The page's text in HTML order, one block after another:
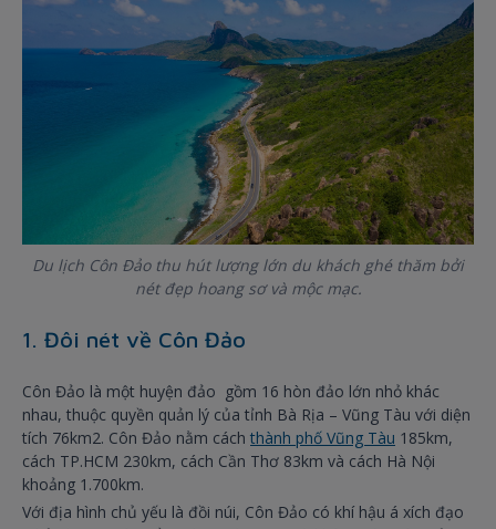
Du lịch Côn Đảo thu hút lượng lớn du khách ghé thăm bởi
nét đẹp hoang sơ và mộc mạc.
1. Đôi nét về Côn Đảo
Côn Đảo là một huyện đảo gồm 16 hòn đảo lớn nhỏ khác
nhau, thuộc quyền quản lý của tỉnh Bà Rịa – Vũng Tàu với diện
tích 76km2. Côn Đảo nằm cách thành phố Vũng Tàu 185km,
cách TP.HCM 230km, cách Cần Thơ 83km và cách Hà Nội
khoảng 1.700km.
Với địa hình chủ yếu là đồi núi, Côn Đảo có khí hậu á xích đạo